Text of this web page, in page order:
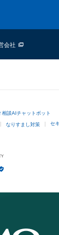
会社
相談AIチャットボット
なりすまし対策 セ